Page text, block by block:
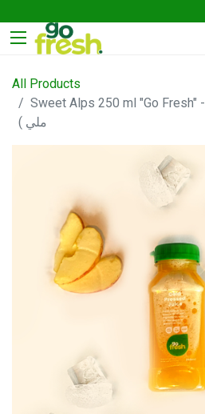
All Products
Sweet Alps 250 ml "Go Fresh" - عصير سويت بيتس (250
ملي )